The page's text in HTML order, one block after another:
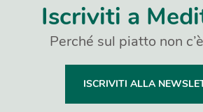
Iscriviti a
Perché sul piatto non
ISCRIVITI ALLA